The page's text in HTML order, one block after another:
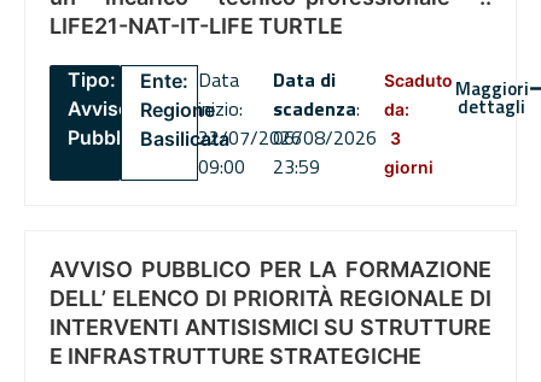
LIFE21-NAT-IT-LIFE TURTLE
Tipo:
Avviso
Pubblico
Ente:
Regione
Basilicata
Data
inizio:
22/07/2026
09:00
Data di
scadenza:
06/08/2026
23:59
Scaduto
da:
3
giorni
Maggiori
dettagli
AVVISO PUBBLICO PER LA FORMAZIONE
DELL’ ELENCO DI PRIORITÀ REGIONALE DI
INTERVENTI ANTISISMICI SU STRUTTURE
E INFRASTRUTTURE STRATEGICHE